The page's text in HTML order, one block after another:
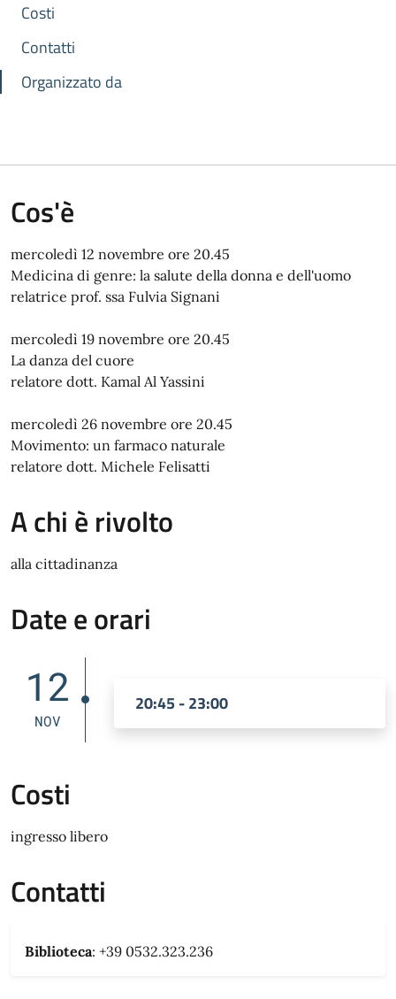
Costi
Contatti
Organizzato da
Cos'è
mercoledì 12 novembre ore 20.45
Medicina di genre: la salute della donna e dell'uomo
relatrice prof. ssa Fulvia Signani
mercoledì 19 novembre ore 20.45
La danza del cuore
relatore dott. Kamal Al Yassini
mercoledì 26 novembre ore 20.45
Movimento: un farmaco naturale
relatore dott. Michele Felisatti
A chi è rivolto
alla cittadinanza
Date e orari
12
NOV
20:45 - 23:00
Costi
ingresso libero
Contatti
Biblioteca: +39 0532.323.236